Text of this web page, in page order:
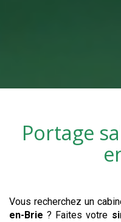
Portage
Vous recherchez un
en-Brie ? Faites votre